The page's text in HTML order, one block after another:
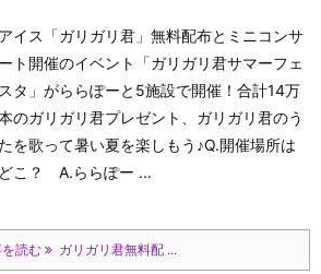
アイス「ガリガリ君」無料配布とミニコンサ
ート開催のイベント「ガリガリ君サマーフェ
スタ」がららぽーと5施設で開催！合計14万
のガリガリ君プレゼント、ガリガリ君のう
たを歌って暑い夏を楽しもう♪Q.開催場所は
どこ？ A.ららぽー ...
読む ガリガリ君無料配 ...